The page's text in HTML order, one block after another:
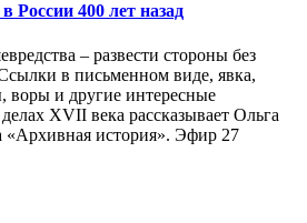
России 400 лет назад
– развести стороны без
в письменном виде, явка,
воры и другие интересные
XVII века рассказывает Ольга
«Архивная история». Эфир 27